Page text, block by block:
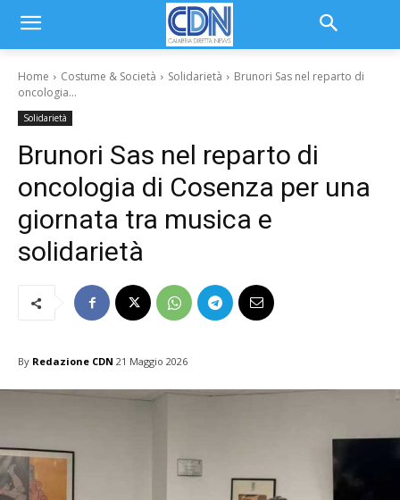
Home Costume & Società Solidarietà
Brunori Sas nel reparto di
oncologia...
Solidarietà
Brunori Sas nel reparto di
oncologia di Cosenza per una
giornata tra musica e
solidarietà
By Redazione CDN 21 Maggio 2026